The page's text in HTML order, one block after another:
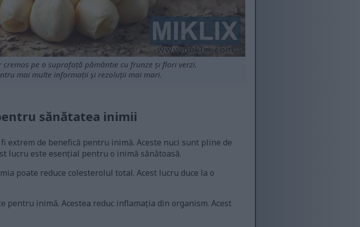
pe o suprafață pământie cu frunze și flori verzi.
mai multe informații și rezoluții mai mari.
sănătatea inimii
extrem de benefică pentru inimă. Aceste nuci sunt pline de
lucru este esențial pentru o inimă sănătoasă.
poate reduce colesterolul total. Acest lucru duce la o
pentru inimă. Acestea reduc inflamația din organism. Acest